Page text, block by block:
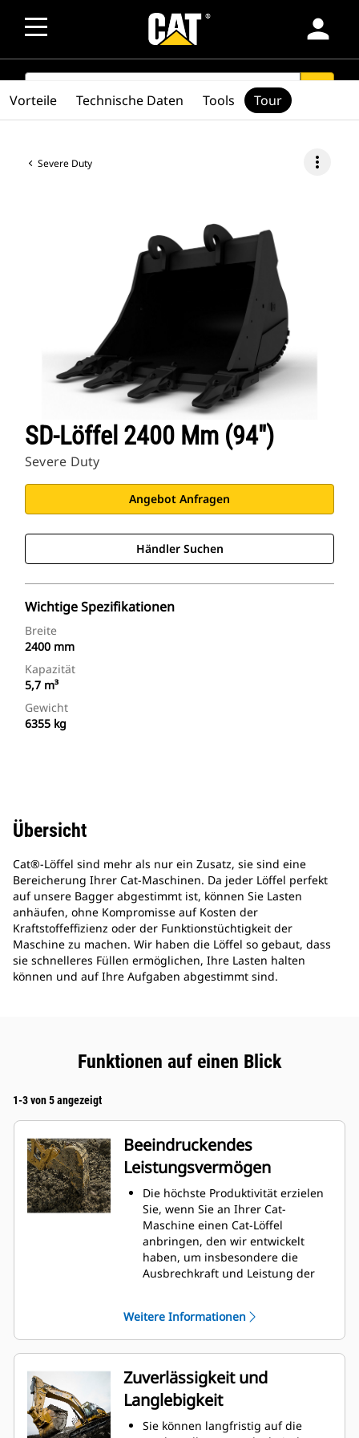
person
SEARCH
Severe Duty more_vert
SD-Löffel 2400 Mm (94")
Severe Duty
Angebot Anfragen
Händler Suchen
Wichtige Spezifikationen
Breite
2400 mm
Kapazität
5,7 m³
Gewicht
6355 kg
Vorteile Technische Daten Tools Tour
Übersicht
Cat®-Löffel sind mehr als nur ein Zusatz, sie sind eine
Bereicherung Ihrer Cat-Maschinen. Da jeder Löffel perfekt
auf unsere Bagger abgestimmt ist, können Sie Lasten
anhäufen, ohne Kompromisse auf Kosten der
Kraftstoffeffizienz oder der Funktionstüchtigkeit der
Maschine zu machen. Wir haben die Löffel so gebaut, dass
sie schnelleres Füllen ermöglichen, Ihre Lasten halten
können und auf Ihre Aufgaben abgestimmt sind.
Funktionen auf einen Blick
1-3 von 5 angezeigt
Beeindruckendes
Leistungsvermögen
Die höchste Produktivität erzielen
Sie, wenn Sie an Ihrer Cat-
Maschine einen Cat-Löffel
anbringen, den wir entwickelt
haben, um insbesondere die
Ausbrechkraft und Leistung der
verbessert den Materialfluss in
den Löffel. Die zusätzliche
Rückenfreiheit verhindert ein
Schleifen der Unterseite des
Löffels, wodurch Wartungskosten
gesenkt werden.
Der Kraftstoffverbrauch ist beim
Graben am höchsten. Cat-Löffel
Weitere Informationen
Zuverlässigkeit und
Langlebigkeit
Sie können langfristig auf die